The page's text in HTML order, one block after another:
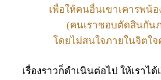
เพื่อให้คนอื่นเขาเคารพน้อ
(คนเราชอบตัดสินกัน
โดยไม่สนใจภายในจิตใ
เรื่องราวก็ดำเนินต่อไป ให้เราได้